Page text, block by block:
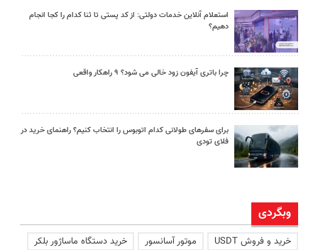
استعلام آنلاین خدمات دولتی: از کد پستی تا ثنا کدام را کجا انجام
دهیم؟
چرا باتری آیفون زود خالی می شود؟ ۹ راهکار واقعی
برای سفرهای طولانی کدام اتوبوس را انتخاب کنیم؟ راهنمای خرید در
فلای تودی
وبگردی
خرید و فروش USDT موتور آسانسور
خرید دستگاه ماساژور بلکر